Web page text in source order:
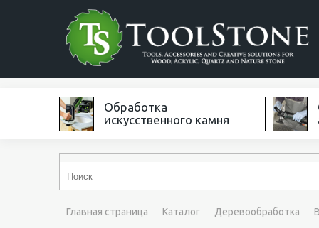
Обработка
искусственного камня
Главная страница Каталог Деревообработка